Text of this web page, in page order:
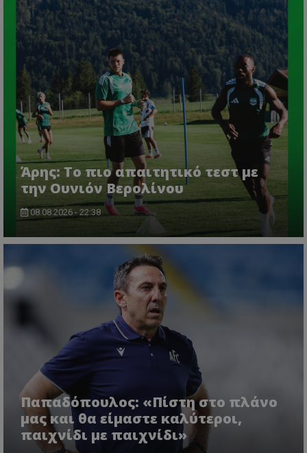
Άρης: Το πιο απαιτητικό τεστ με
την Ουνιόν Βερολίνου
08.08.2026 - 22:38
Παπαδόπουλος: «Πίστη στο πλάνο
μας και θα είμαστε καλύτεροι,
παιχνίδι με παιχνίδι»